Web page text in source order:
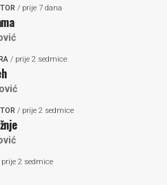
/ prije 7 dana
/ prije 2 sedmice
/ prije 2 sedmice
2 sedmice